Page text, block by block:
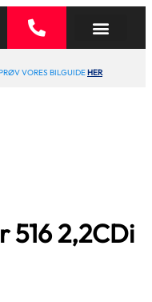
VORES BILGUIDEHER
5162,2CDi